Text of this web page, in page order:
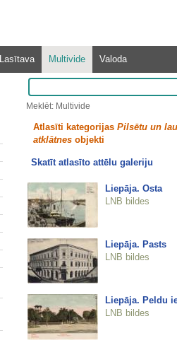
Lasītava Multivide Valoda
Meklēt: Multivide
Atlasīti kategorijas Pilsētu un
atklātnesobjekti
Skatīt atlasīto attēlu galeriju
Liepāja. Osta
LNB bildes
Liepāja. Pasts
LNB bildes
Liepāja. Peldu
LNB bildes